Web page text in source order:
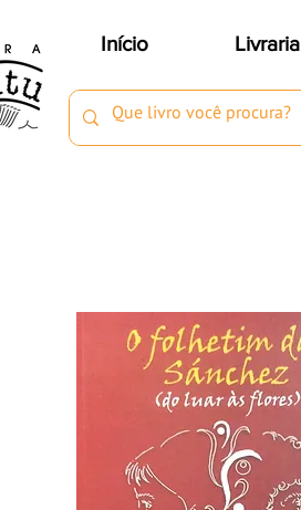
Início Livraria